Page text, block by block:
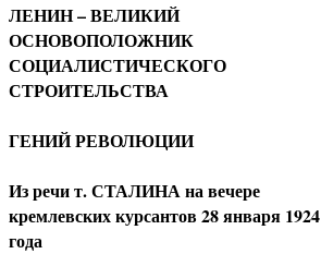
ЛЕНИН – ВЕЛИКИЙ
ОСНОВОПОЛОЖНИК
СОЦИАЛИСТИЧЕСКОГО
СТРОИТЕЛЬСТВА
ГЕНИЙ РЕВОЛЮЦИИ
Из речи т. СТАЛИНА на вечере
кремлевских курсантов 28 января 1924
года